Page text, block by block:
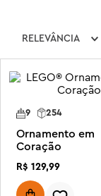
RELEVÂNCIA
254
9
Ornamento em
Coração
R$ 129,99